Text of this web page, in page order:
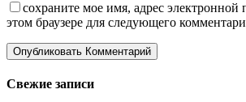
сохраните мое имя, адрес электронной
этом браузере для следующего
Свежие записи